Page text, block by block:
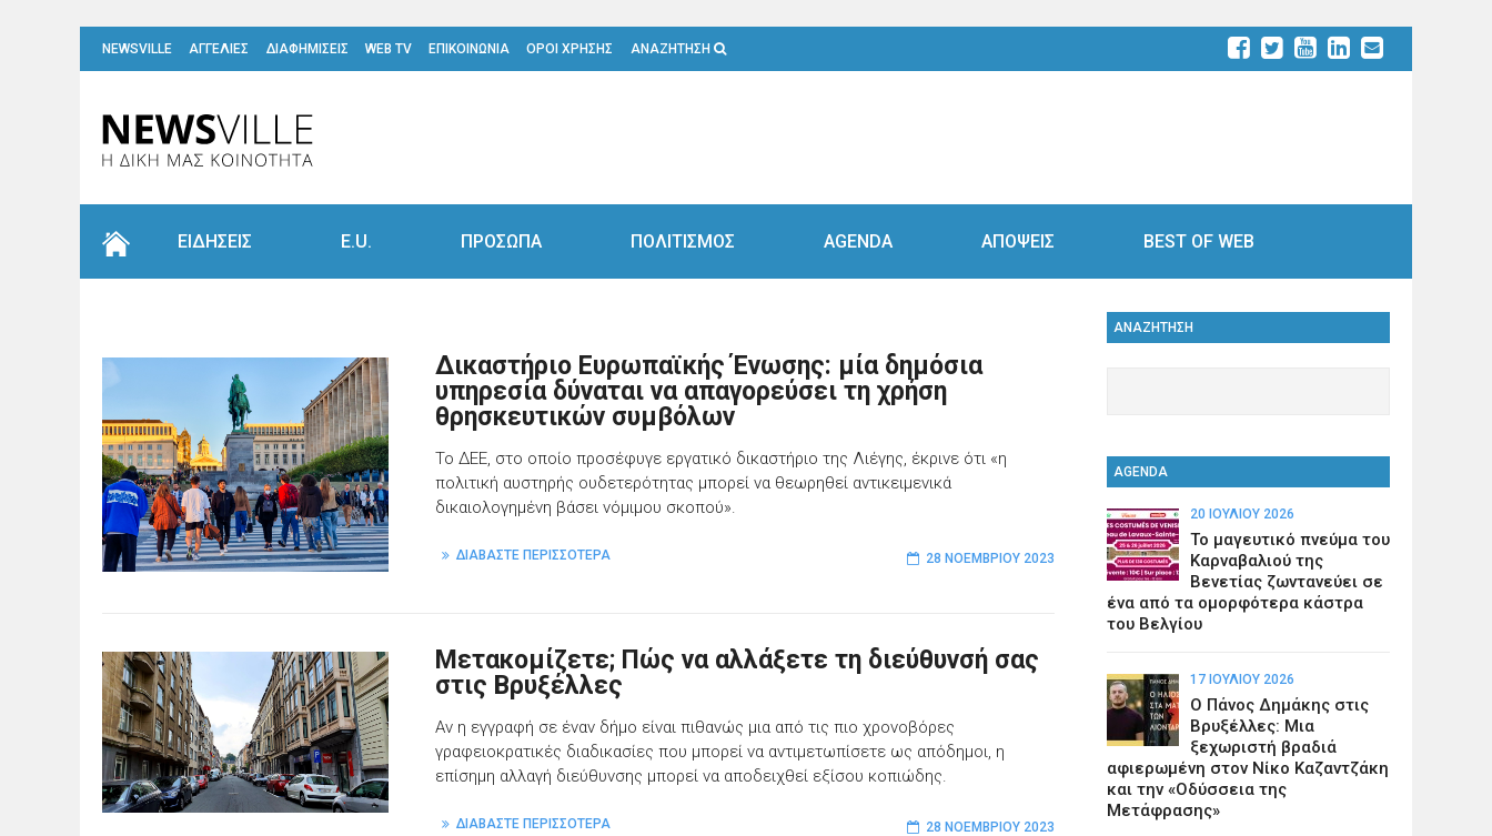
NEWSVILLE ΑΓΓΕΛΙΕΣ ΔΙΑΦΗΜΙΣΕΙΣ WEB TV ΕΠΙΚΟΙΝΩΝΙΑ ΟΡΟΙ ΧΡΗΣΗΣ ΑΝΑΖΗΤΗΣΗ
ΕΙΔΗΣΕΙΣ E.U. ΠΡΟΣΩΠΑ ΠΟΛΙΤΙΣΜΟΣ AGENDA ΑΠΟΨΕΙΣ BEST OF WEB
Δικαστήριο Ευρωπαϊκής Ένωσης: μία δημόσια
υπηρεσία δύναται να απαγορεύσει τη χρήση
θρησκευτικών συμβόλων
Το ΔΕΕ, στο οποίο προσέφυγε εργατικό δικαστήριο της Λιέγης, έκρινε ότι «η
πολιτική αυστηρής ουδετερότητας μπορεί να θεωρηθεί αντικειμενικά
δικαιολογημένη βάσει νόμιμου σκοπού».
ΔΙΑΒΑΣΤΕ ΠΕΡΙΣΣΟΤΕΡΑ 28 ΝΟΕΜΒΡΊΟΥ 2023
Μετακομίζετε; Πώς να αλλάξετε τη διεύθυνσή σας
στις Βρυξέλλες
Αν η εγγραφή σε έναν δήμο είναι πιθανώς μια από τις πιο χρονοβόρες
γραφειοκρατικές διαδικασίες που μπορεί να αντιμετωπίσετε ως απόδημοι, η
επίσημη αλλαγή διεύθυνσης μπορεί να αποδειχθεί εξίσου κοπιώδης.
ΔΙΑΒΑΣΤΕ ΠΕΡΙΣΣΟΤΕΡΑ 28 ΝΟΕΜΒΡΊΟΥ 2023
ΑΝΑΖΗΤΗΣΗ
AGENDA
20 ΙΟΥΛΊΟΥ 2026
Το μαγευτικό πνεύμα του
Καρναβαλιού της
Βενετίας ζωντανεύει σε
ένα από τα ομορφότερα κάστρα
του Βελγίου
17 ΙΟΥΛΊΟΥ 2026
Ο Πάνος Δημάκης στις
Βρυξέλλες: Μια
ξεχωριστή βραδιά
αφιερωμένη στον Νίκο Καζαντζάκη
και την «Οδύσσεια της
Μετάφρασης»